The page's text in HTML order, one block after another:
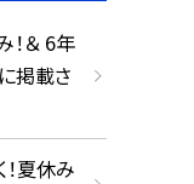
！＆ 6年
掲載さ
！夏休み